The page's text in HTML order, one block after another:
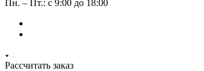
Пн. – Пт.: с 9:00 до 18:00
Рассчитать заказ